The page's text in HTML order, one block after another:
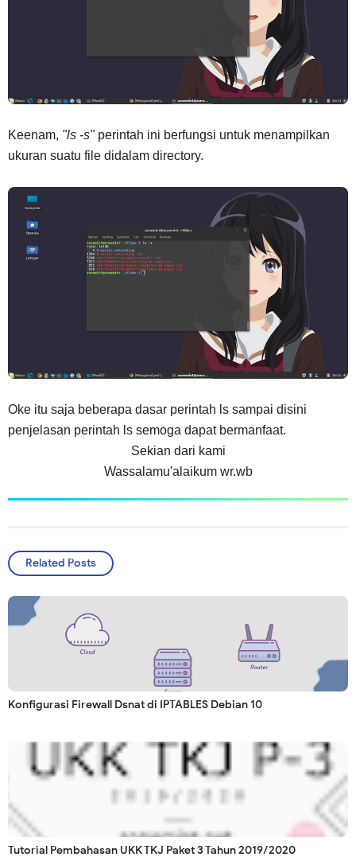
Keenam, "ls -s"perintah ini berfungsi untuk menampilkan
ukuran suatu file didalam directory.
Oke itu saja beberapa dasar perintah ls sampai disini
penjelasan perintah ls semoga dapat bermanfaat.
Sekian dari kami
Wassalamu'alaikum wr.wb
Related Posts
Konfigurasi Firewall Dsnat di IPTABLES Debian 10
Tutorial Pembahasan UKK TKJ Paket 3 Tahun 2019/2020